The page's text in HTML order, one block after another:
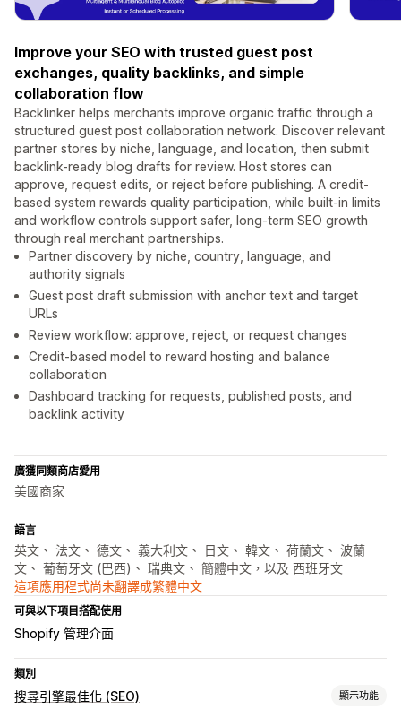
Improve your SEO with trusted guest post
exchanges, quality backlinks, and simple
collaboration flow
Backlinker helps merchants improve organic traffic through a
structured guest post collaboration network. Discover relevant
partner stores by niche, language, and location, then submit
backlink-ready blog drafts for review. Host stores can
approve, request edits, or reject before publishing. A credit-
based system rewards quality participation, while built-in limits
and workflow controls support safer, long-term SEO growth
through real merchant partnerships.
Partner discovery by niche, country, language, and
authority signals
Guest post draft submission with anchor text and target
URLs
Review workflow: approve, reject, or request changes
Credit-based model to reward hosting and balance
collaboration
Dashboard tracking for requests, published posts, and
backlink activity
廣獲同類商店愛用
美國商家
語言
英文、 法文、 德文、 義大利文、 日文、 韓文、 荷蘭文、 波蘭
文、 葡萄牙文 (巴西)、 瑞典文、 簡體中文，以及 西班牙文
這項應用程式尚未翻譯成繁體中文
可與以下項目搭配使用
Shopify 管理介面
類別
搜尋引擎最佳化 (SEO) 顯示功能